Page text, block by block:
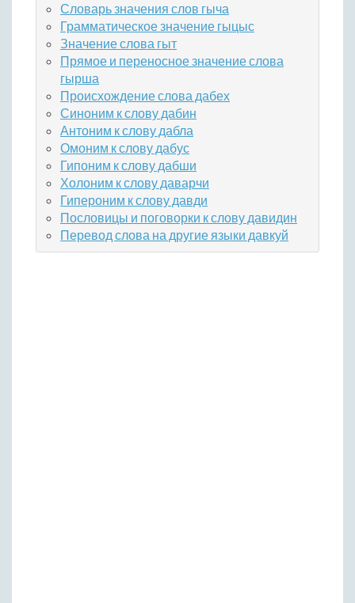
Словарь значения слов гыча
Грамматическое значение гыцыс
Значение слова гыт
Прямое и переносное значение слова
гырша
Происхождение слова дабех
Синоним к слову дабин
Антоним к слову дабла
Омоним к слову дабус
Гипоним к слову дабши
Холоним к слову даварчи
Гипероним к слову давди
Пословицы и поговорки к слову давидин
Перевод слова на другие языки давкуй